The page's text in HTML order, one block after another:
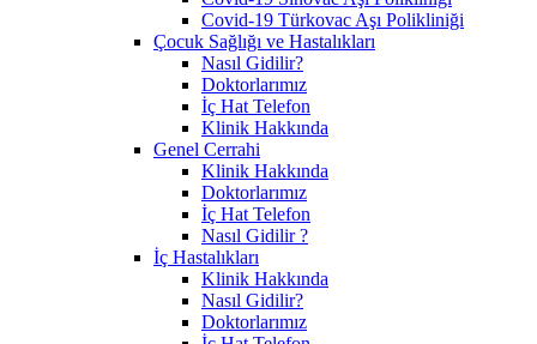
Covid-19 Türkovac Aşı Polikliniği
Çocuk Sağlığı ve Hastalıkları
Nasıl Gidilir?
Doktorlarımız
İç Hat Telefon
Klinik Hakkında
Genel Cerrahi
Klinik Hakkında
Doktorlarımız
İç Hat Telefon
Nasıl Gidilir ?
İç Hastalıkları
Klinik Hakkında
Nasıl Gidilir?
Doktorlarımız